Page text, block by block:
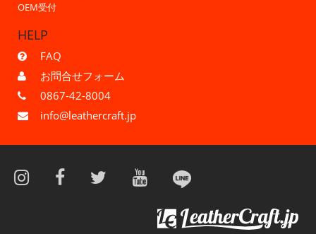
OEM受付
HELP
FAQ
お問合せフォーム
0867-42-8004
info@leathercraft.jp